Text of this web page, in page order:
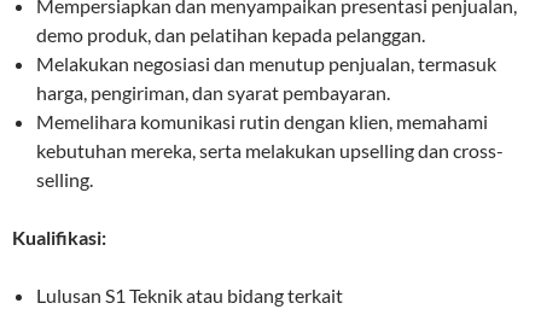
Mempersiapkan dan menyampaikan presentasi penjualan,
demo produk, dan pelatihan kepada pelanggan.
Melakukan negosiasi dan menutup penjualan, termasuk
harga, pengiriman, dan syarat pembayaran.
Memelihara komunikasi rutin dengan klien, memahami
kebutuhan mereka, serta melakukan upselling dan cross-
selling.
Kualifikasi:
Lulusan S1 Teknik atau bidang terkait